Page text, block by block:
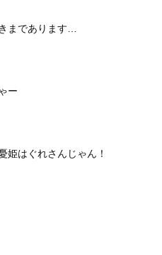
まであります…
ー
姫はぐれさんじゃん！